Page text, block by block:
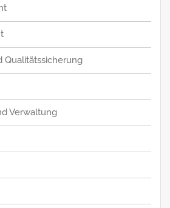
Qualitätssicherung
Verwaltung